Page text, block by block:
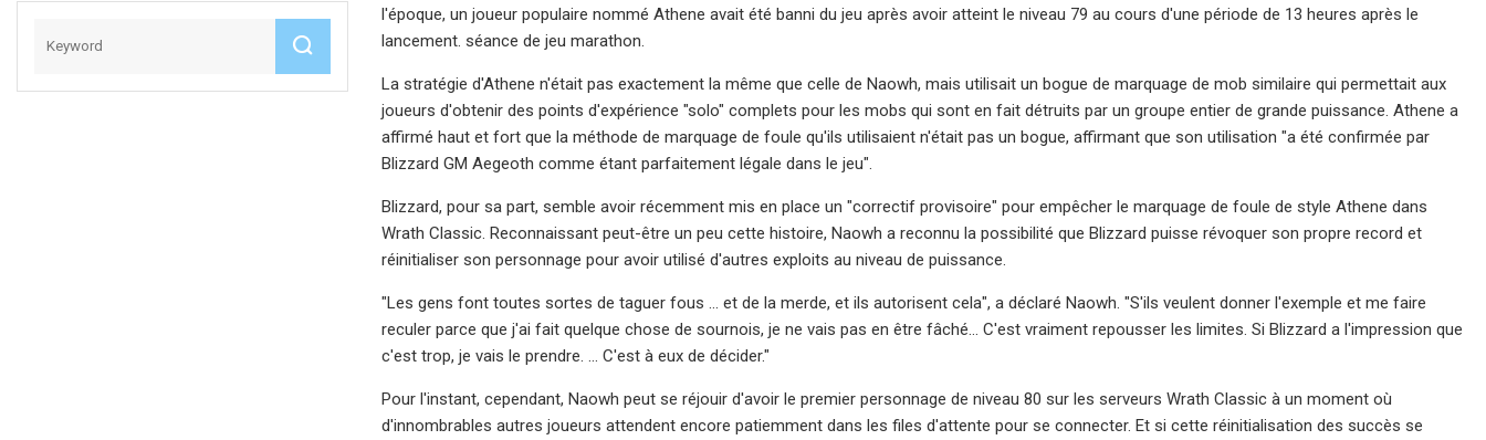
l'époque, un joueur populaire nommé Athene avait été banni du jeu après avoir atteint le niveau 79 au cours d'une période de 13 heures après le
lancement. séance de jeu marathon.
La stratégie d'Athene n'était pas exactement la même que celle de Naowh, mais utilisait un bogue de marquage de mob similaire qui permettait aux
joueurs d'obtenir des points d'expérience "solo" complets pour les mobs qui sont en fait détruits par un groupe entier de grande puissance. Athene a
affirmé haut et fort que la méthode de marquage de foule qu'ils utilisaient n'était pas un bogue, affirmant que son utilisation "a été confirmée par
Blizzard GM Aegeoth comme étant parfaitement légale dans le jeu".
Blizzard, pour sa part, semble avoir récemment mis en place un "correctif provisoire" pour empêcher le marquage de foule de style Athene dans
Wrath Classic. Reconnaissant peut-être un peu cette histoire, Naowh a reconnu la possibilité que Blizzard puisse révoquer son propre record et
réinitialiser son personnage pour avoir utilisé d'autres exploits au niveau de puissance.
"Les gens font toutes sortes de taguer fous … et de la merde, et ils autorisent cela", a déclaré Naowh. "S'ils veulent donner l'exemple et me faire
reculer parce que j'ai fait quelque chose de sournois, je ne vais pas en être fâché... C'est vraiment repousser les limites. Si Blizzard a l'impression que
c'est trop, je vais le prendre. ... C'est à eux de décider."
Pour l'instant, cependant, Naowh peut se réjouir d'avoir le premier personnage de niveau 80 sur les serveurs Wrath Classic à un moment où
d'innombrables autres joueurs attendent encore patiemment dans les files d'attente pour se connecter. Et si cette réinitialisation des succès se